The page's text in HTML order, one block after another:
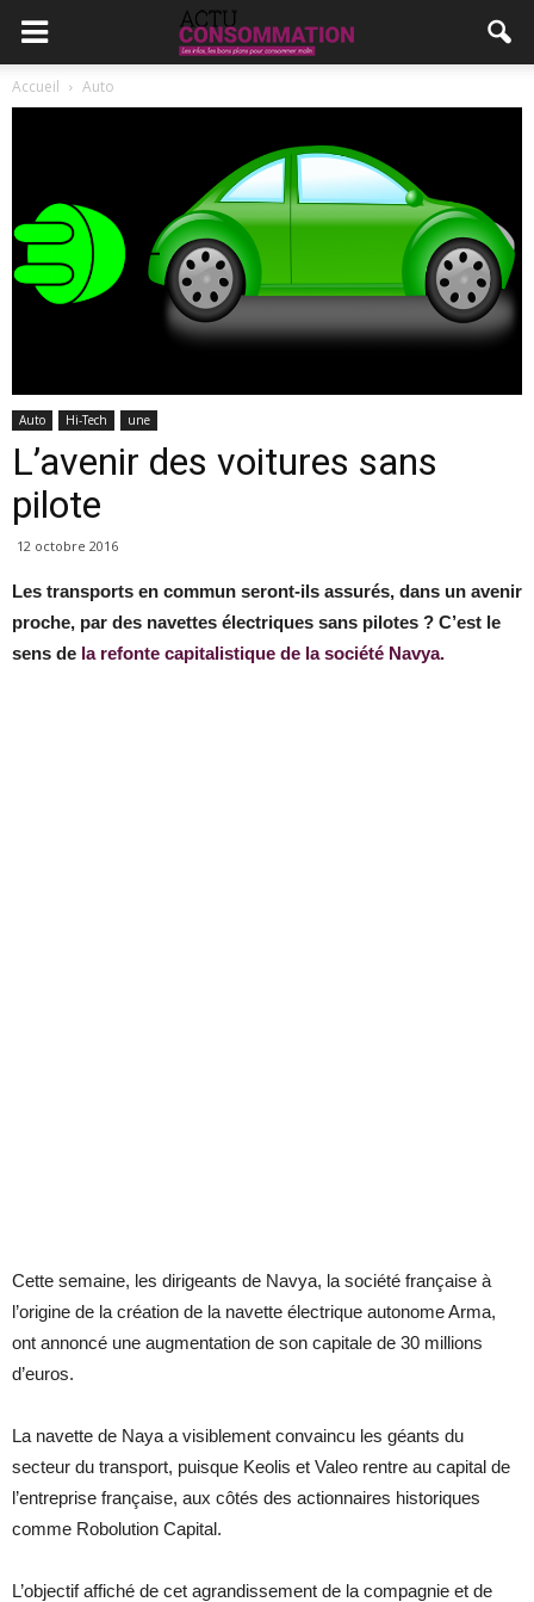
Accueil Auto
Auto Hi-Tech une
L’avenir des voitures sans
pilote
12 octobre 2016
Les transports en commun seront-ils assurés, dans un avenir
proche, par des navettes électriques sans pilotes ? C’est le
sens de la refonte capitalistique de la société Navya.
Cette semaine, les dirigeants de Navya, la société française à
l’origine de la création de la navette électrique autonome Arma,
ont annoncé une augmentation de son capitale de 30 millions
d’euros.
La navette de Naya a visiblement convaincu les géants du
secteur du transport, puisque Keolis et Valeo rentre au capital de
l’entreprise française, aux côtés des actionnaires historiques
comme Robolution Capital.
L’objectif affiché de cet agrandissement de la compagnie et de